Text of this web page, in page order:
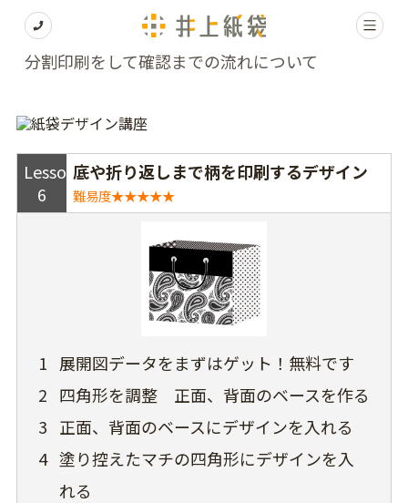
分割印刷をして確認までの流れについて
Lesson
6
底や折り返しまで柄を印刷するデザイン
難易度★★★★★
1 展開図データをまずはゲット！無料です
2 四角形を調整 正面、背面のベースを作る
3 正面、背面のベースにデザインを入れる
4 塗り控えたマチの四角形にデザインを入
れる